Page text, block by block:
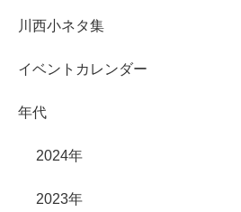
川西小ネタ集
イベントカレンダー
年代
2024年
2023年